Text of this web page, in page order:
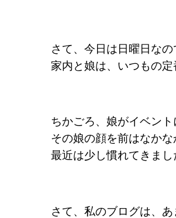
さて、今日は日曜日なの
家内と娘は、いつもの定
ちかごろ、娘がイベント
その娘の顔を前はなか
最近は少し慣れてきまし
さて、私のブログは、